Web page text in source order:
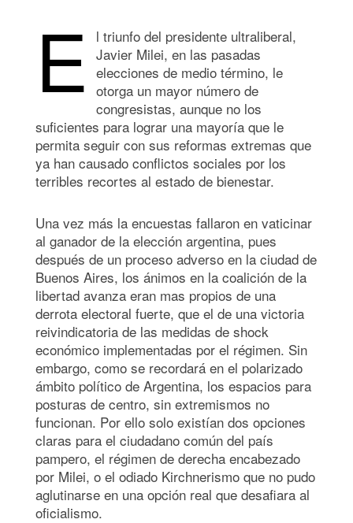
E
l triunfo del presidente ultraliberal,
Javier Milei, en las pasadas
elecciones de medio término, le
otorga un mayor número de
congresistas, aunque no los
suficientes para lograr una mayoría que le
permita seguir con sus reformas extremas que
ya han causado conflictos sociales por los
terribles recortes al estado de bienestar.
Una vez más la encuestas fallaron en vaticinar
al ganador de la elección argentina, pues
después de un proceso adverso en la ciudad de
Buenos Aires, los ánimos en la coalición de la
libertad avanza eran mas propios de una
derrota electoral fuerte, que el de una victoria
reivindicatoria de las medidas de shock
económico implementadas por el régimen. Sin
embargo, como se recordará en el polarizado
ámbito político de Argentina, los espacios para
posturas de centro, sin extremismos no
funcionan. Por ello solo existían dos opciones
claras para el ciudadano común del país
pampero, el régimen de derecha encabezado
por Milei, o el odiado Kirchnerismo que no pudo
aglutinarse en una opción real que desafiara al
oficialismo.